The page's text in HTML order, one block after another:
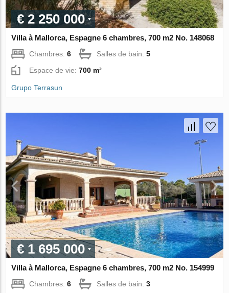
€ 2 250 000
Villa à Mallorca, Espagne 6 chambres, 700 m2 No. 148068
Chambres:6 Salles de bain:5
Espace de vie:700 m²
Grupo Terrasun
€ 1 695 000
Villa à Mallorca, Espagne 6 chambres, 700 m2 No. 154999
Chambres:6 Salles de bain:3